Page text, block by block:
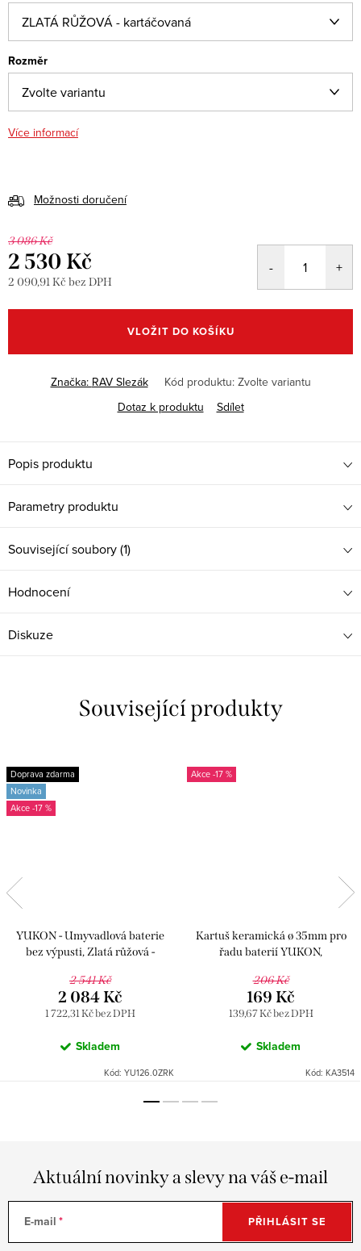
Rozměr
Více informací
Možnosti doručení
3 086 Kč
2 530 Kč
2 090,91 Kč bez DPH
cena:
VLOŽIT DO KOŠÍKU
Značka: RAV Slezák Kód produktu: Zvolte variantu
Dotaz k produktu
Sdílet
Popis produktu
Parametry produktu
Související soubory (1)
Hodnocení
Diskuze
Související produkty
Doprava zdarma
Novinka
-17 %
YUKON - Umyvadlová baterie
bez výpusti, Zlatá růžová -
Slezák
2 541 Kč
1 722,31 Kč bez DPH
2 084 Kč
Skladem
Kód: YU126.0ZRK
-17 %
Kartuš keramická ø 35mm pro
řadu baterií YUKON,
KA3514, RAV Slezák
206 Kč
139,67 Kč bez DPH
169 Kč
Skladem
Kód: KA3514
Aktuální novinky a slevy na váš e-mail
E-mail PŘIHLÁSIT SE